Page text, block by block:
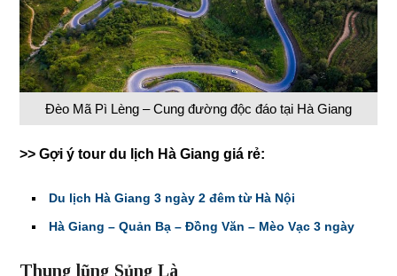
Đèo Mã Pì Lèng – Cung đường độc đáo tại Hà Giang
>> Gợi ý tour du lịch Hà Giang giá rẻ:
Du lịch Hà Giang 3 ngày 2 đêm từ Hà Nội
Hà Giang – Quản Bạ – Đồng Văn – Mèo Vạc 3 ngày
Thung lũng Sủng Là